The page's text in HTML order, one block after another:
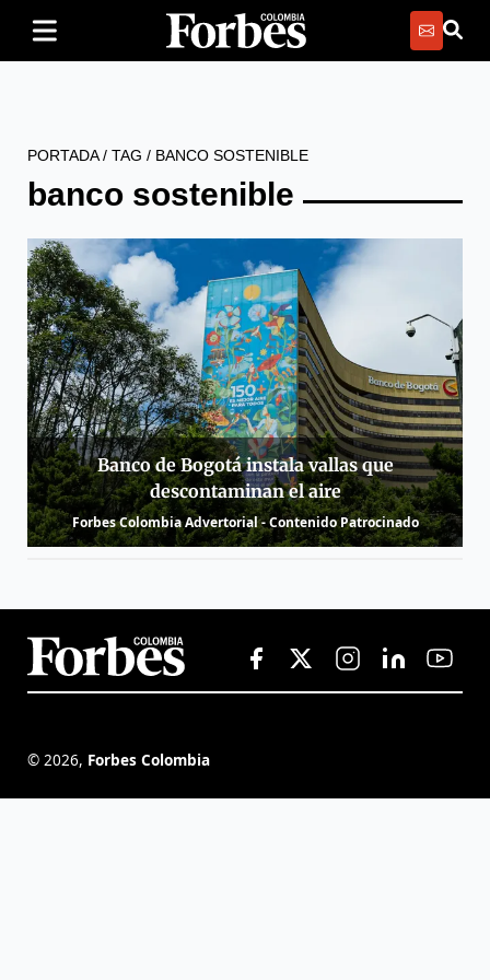
PORTADA/ TAG / BANCO SOSTENIBLE
banco sostenible
Banco de Bogotá instala vallas que
descontaminan el aire
Forbes Colombia Advertorial - Contenido Patrocinado
© 2026, Forbes Colombia